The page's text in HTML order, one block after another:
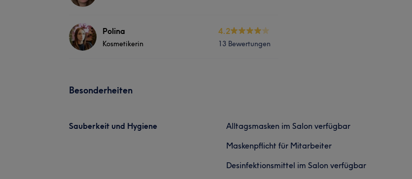
Polina
Kosmetikerin
4.2
13 Bewertungen
Besonderheiten
Sauberkeit und Hygiene
Alltagsmasken im Salon verfügbar
Maskenpflicht für Mitarbeiter
Desinfektionsmittel im Salon verfügbar